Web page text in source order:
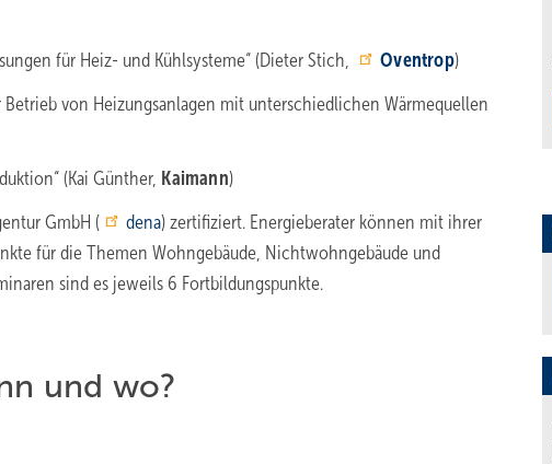
für Heiz- und Kühlsysteme“ (Dieter Stich, Oventrop)
Betrieb von Heizungsanlagen mit unterschiedlichen Wärmequellen
(Kai Günther, Kaimann)
GmbH (
dena) zertifiziert. Energieberater können mit ihrer
für die Themen Wohngebäude, Nichtwohngebäude und
sind es jeweils 6 Fortbildungspunkte.
und wo?